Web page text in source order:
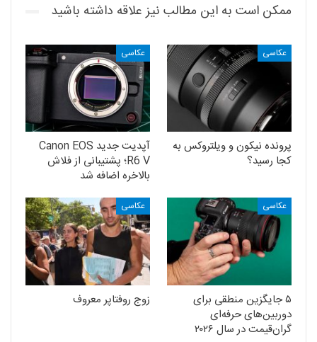
ممکن است به این مطالب نیز علاقه داشته باشید
عکاسی
پرونده نیکون و ویلتروکس به
کجا رسید؟
عکاسی
آپدیت جدید Canon EOS
R6 V؛ پشتیبانی از فلاش
بالاخره اضافه شد
عکاسی
۵ جایگزین منطقی برای
دوربین‌های حرفه‌ای
گران‌قیمت در سال ۲۰۲۶
عکاسی
زوج روفتاپر معروف